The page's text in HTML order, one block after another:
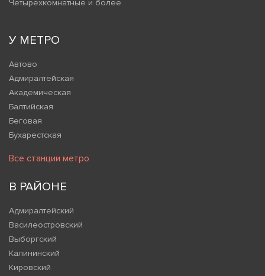
Четырехкомнатные и более
У МЕТРО
Автово
Адмиралтейская
Академическая
Балтийская
Беговая
Бухарестская
Все станции метро
В РАЙОНЕ
Адмиралтейский
Василеостровский
Выборгский
Калининский
Кировский